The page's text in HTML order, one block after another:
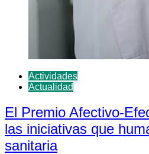
Actividades
Actualidad
El Premio Afectivo-
las iniciativas que
sanitaria